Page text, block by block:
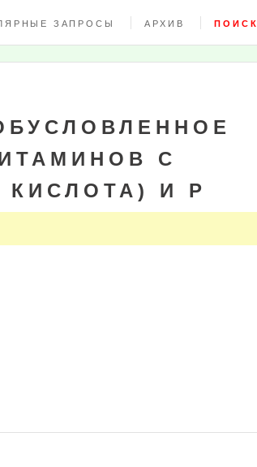
ЗАПРОСЫ АРХИВ ПОИСК
С
И Р